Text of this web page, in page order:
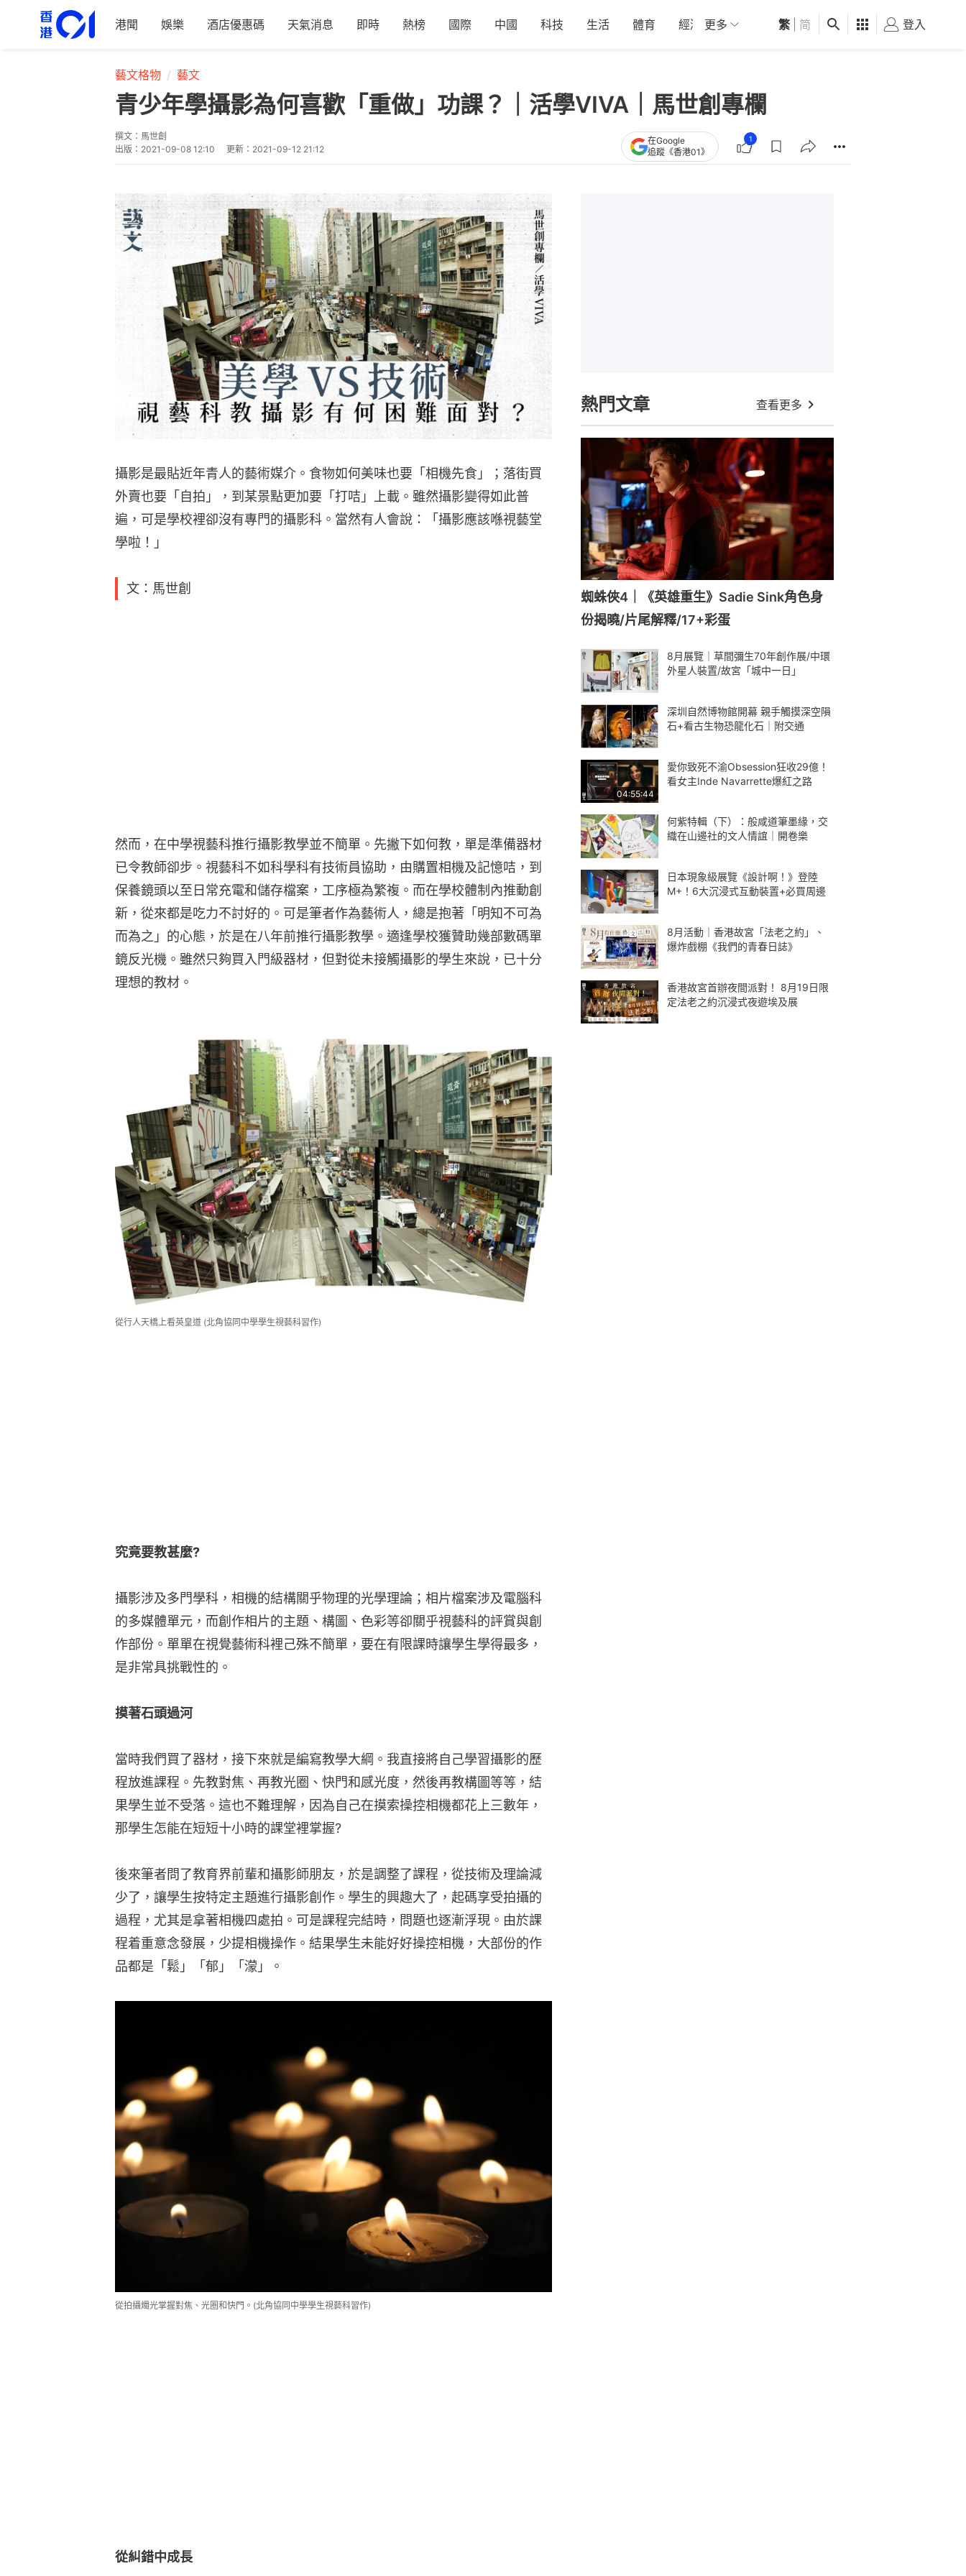
港聞 娛樂 酒店優惠碼 天氣消息 即時 熱榜 國際 中國 科技 生活 體育 經濟 01深圳 觀點 健康 好食玩飛
更多 繁 简 登入
藝文格物 藝文
青少年學攝影為何喜歡「重做」功課？｜活學VIVA｜馬世創專欄
撰文： 馬世創
出版： 2021-09-08 12:10 更新： 2021-09-12 21:12
在Google
追蹤《香港01》
1
攝影是最貼近年青人的藝術媒介。食物如何美味也要「相機先食」；落街買
外賣也要「自拍」，到某景點更加要「打咭」上載。雖然攝影變得如此普
遍，可是學校裡卻沒有專門的攝影科。當然有人會說：「攝影應該喺視藝堂
學啦！」
文：馬世創
然而，在中學視藝科推行攝影教學並不簡單。先撇下如何教，單是準備器材
已令教師卻步。視藝科不如科學科有技術員協助，由購置相機及記憶咭，到
保養鏡頭以至日常充電和儲存檔案，工序極為繁複。而在學校體制內推動創
新，從來都是吃力不討好的。可是筆者作為藝術人，總是抱著「明知不可為
而為之」的心態，於是在八年前推行攝影教學。適逢學校獲贊助幾部數碼單
鏡反光機。雖然只夠買入門級器材，但對從未接觸攝影的學生來說，已十分
理想的教材。
從行人天橋上看英皇道 (北角協同中學學生視藝科習作)
究竟要教甚麼?
攝影涉及多門學科，相機的結構關乎物理的光學理論；相片檔案涉及電腦科
的多媒體單元，而創作相片的主題、構圖、色彩等卻關乎視藝科的評賞與創
作部份。單單在視覺藝術科裡己殊不簡單，要在有限課時讓學生學得最多，
是非常具挑戰性的。
摸著石頭過河
當時我們買了器材，接下來就是編寫教學大綱。我直接將自己學習攝影的歷
程放進課程。先教對焦、再教光圈、快門和感光度，然後再教構圖等等，結
果學生並不受落。這也不難理解，因為自己在摸索操控相機都花上三數年，
那學生怎能在短短十小時的課堂裡掌握?
後來筆者問了教育界前輩和攝影師朋友，於是調整了課程，從技術及理論減
少了，讓學生按特定主題進行攝影創作。學生的興趣大了，起碼享受拍攝的
過程，尤其是拿著相機四處拍。可是課程完結時，問題也逐漸浮現。由於課
程着重意念發展，少提相機操作。結果學生未能好好操控相機，大部份的作
品都是「鬆」「郁」「濛」。
從拍攝燭光掌握對焦、光圈和快門。(北角協同中學學生視藝科習作)
從糾錯中成長
熱門文章 查看更多
蜘蛛俠4｜《英雄重生》Sadie Sink角色身
份揭曉/片尾解釋/17+彩蛋
8月展覽｜草間彌生70年創作展/中環
外星人裝置/故宮「城中一日」
深圳自然博物館開幕 親手觸摸深空隕
石+看古生物恐龍化石｜附交通
04:55:44
愛你致死不渝Obsession狂收29億！
看女主Inde Navarrette爆紅之路
何紫特輯（下）：般咸道筆墨緣，交
織在山邊社的文人情誼｜開卷樂
日本現象級展覽《設計啊！》登陸
M+！6大沉浸式互動裝置+必買周邊
8月活動｜香港故宮「法老之約」、
爆炸戲棚《我們的青春日誌》
香港故宮首辦夜間派對！ 8月19日限
定法老之約沉浸式夜遊埃及展